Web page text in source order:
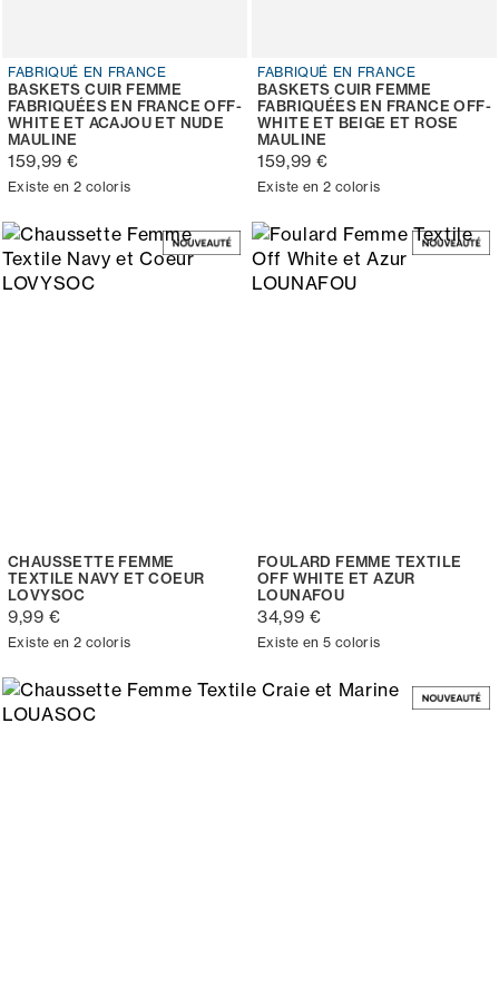
FABRIQUÉ EN FRANCE
BASKETS CUIR FEMME
FABRIQUÉES EN FRANCE OFF-
WHITE ET ACAJOU ET NUDE
MAULINE
159,99 €
Existe en 2 coloris
FABRIQUÉ EN FRANCE
BASKETS CUIR FEMME
FABRIQUÉES EN FRANCE OFF-
WHITE ET BEIGE ET ROSE
MAULINE
159,99 €
Existe en 2 coloris
CHAUSSETTE FEMME
TEXTILE NAVY ET COEUR
LOVYSOC
9,99 €
Existe en 2 coloris
FOULARD FEMME TEXTILE
OFF WHITE ET AZUR
LOUNAFOU
34,99 €
Existe en 5 coloris